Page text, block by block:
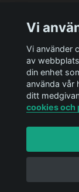
© 2026
Vi
Vi använder
av
din enhet
använda vår
ditt
cookies och